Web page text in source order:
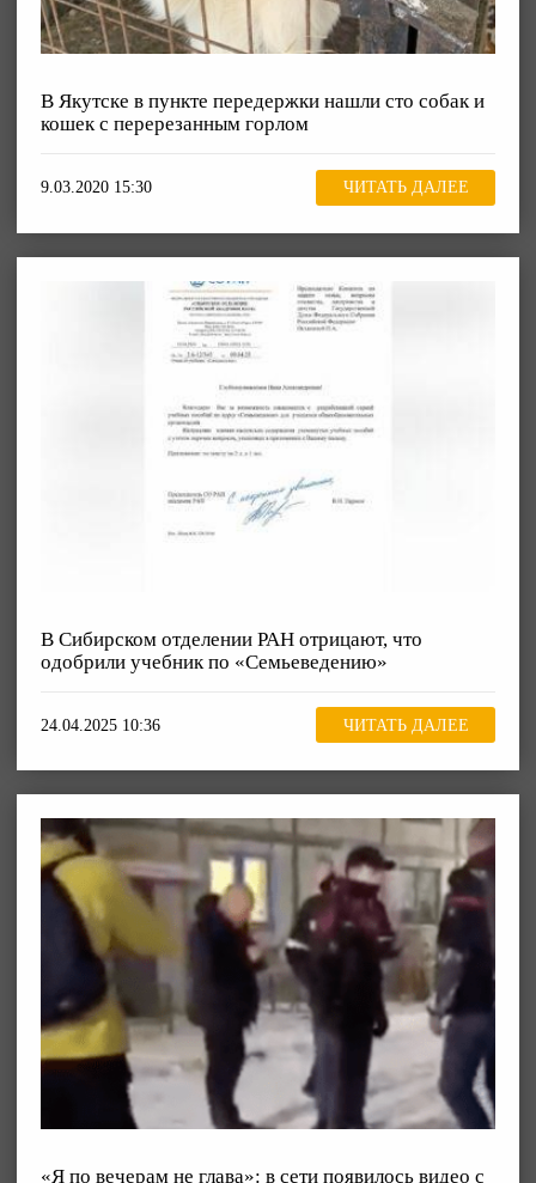
В Якутске в пункте передержки нашли сто собак и
кошек с перерезанным горлом
9.03.2020 15:30 ЧИТАТЬ ДАЛЕЕ
В Сибирском отделении РАН отрицают, что
одобрили учебник по «Семьеведению»
24.04.2025 10:36 ЧИТАТЬ ДАЛЕЕ
«Я по вечерам не глава»: в сети появилось видео с